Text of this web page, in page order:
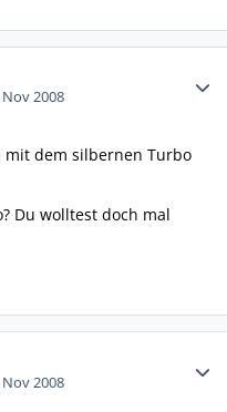
Nov 2008
mit dem silbernen Turbo
Du wolltest doch mal
Nov 2008